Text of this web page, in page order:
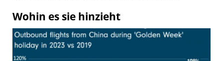
Wohin es sie hinzieht